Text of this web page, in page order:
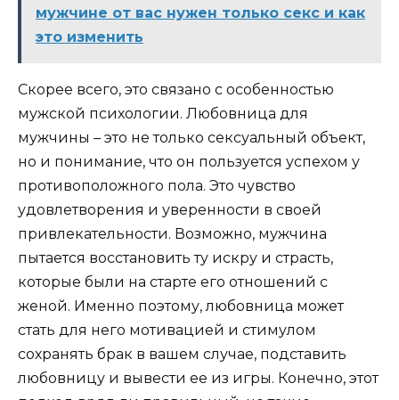
мужчине от вас нужен только секс и как
это изменить
Скорее всего, это связано с особенностью
мужской психологии. Любовница для
мужчины – это не только сексуальный объект,
но и понимание, что он пользуется успехом у
противоположного пола. Это чувство
удовлетворения и уверенности в своей
привлекательности. Возможно, мужчина
пытается восстановить ту искру и страсть,
которые были на старте его отношений с
женой. Именно поэтому, любовница может
стать для него мотивацией и стимулом
сохранять брак в вашем случае, подставить
любовницу и вывести ее из игры. Конечно, этот